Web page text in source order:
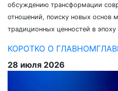
обсуждению трансформации
отношений, поиску новых основ
традиционных ценностей в
КОРОТКО О ГЛАВНОМ
28 июля 2026